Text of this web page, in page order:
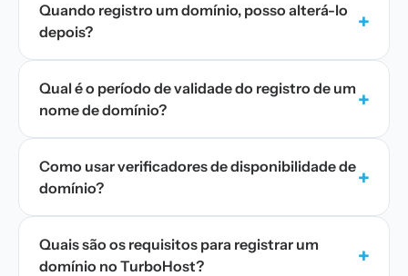
Quando registro um domínio, posso alterá-lo
depois?
+
Qual é o período de validade do registro de um
nome de domínio?
+
Como usar verificadores de disponibilidade de
domínio?
+
Quais são os requisitos para registrar um
domínio no TurboHost?
+